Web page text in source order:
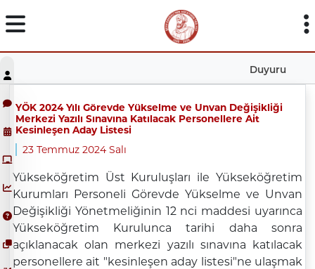
Duyuru
YÖK 2024 Yılı Görevde Yükselme ve Unvan Değişikliği
Merkezi Yazılı Sınavına Katılacak Personellere Ait
Kesinleşen Aday Listesi
23 Temmuz 2024 Salı
Yükseköğretim Üst Kuruluşları ile Yükseköğretim
Kurumları Personeli Görevde Yükselme ve Unvan
Değişikliği Yönetmeliğinin 12 nci maddesi uyarınca
Yükseköğretim Kurulunca tarihi daha sonra
açıklanacak olan merkezi yazılı sınavına katılacak
personellere ait "kesinleşen aday listesi"ne ulaşmak